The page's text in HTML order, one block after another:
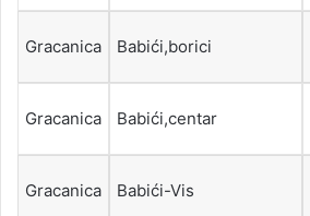
Gracanica Babići,borici
Gracanica Babići,centar
Gracanica Babići-Vis